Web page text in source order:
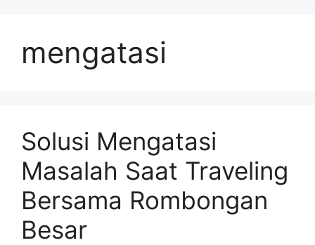
mengatasi
Solusi Mengatasi
Masalah Saat Traveling
Bersama Rombongan
Besar